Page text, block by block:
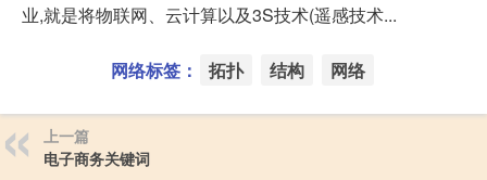
业,就是将物联网、云计算以及3S技术(遥感技术...
网络标签： 拓扑 结构 网络
上一篇
电子商务关键词